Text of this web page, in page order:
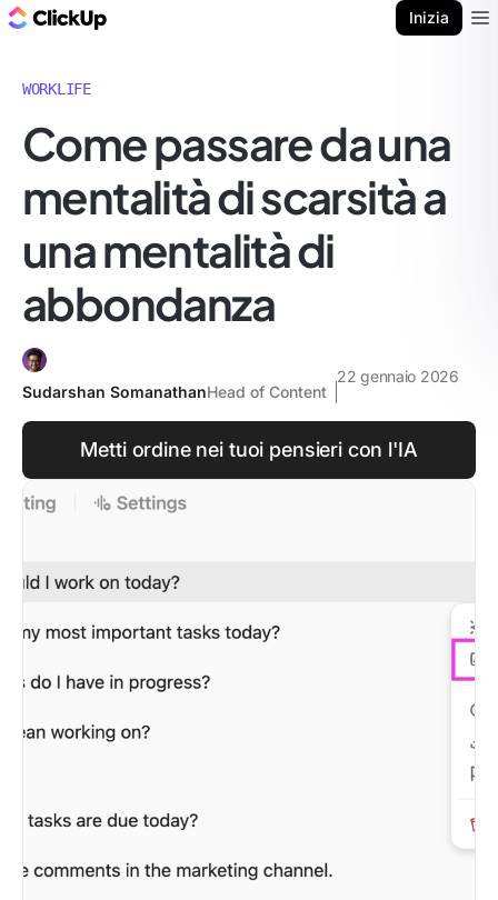
Inizia
WORKLIFE
Come passare da una
mentalità di scarsità a
una mentalità di
abbondanza
Sudarshan SomanathanHead of Content
22 gennaio 2026
Metti ordine nei tuoi pensieri con l'IA